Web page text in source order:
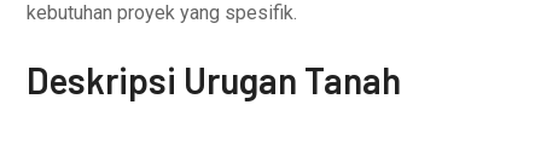
kebutuhan proyek yang spesifik.
Deskripsi Urugan Tanah